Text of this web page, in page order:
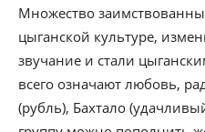
Множество
цыганской культуре,
звучание и стали
всего означают любовь,
(рубль), Бахтало